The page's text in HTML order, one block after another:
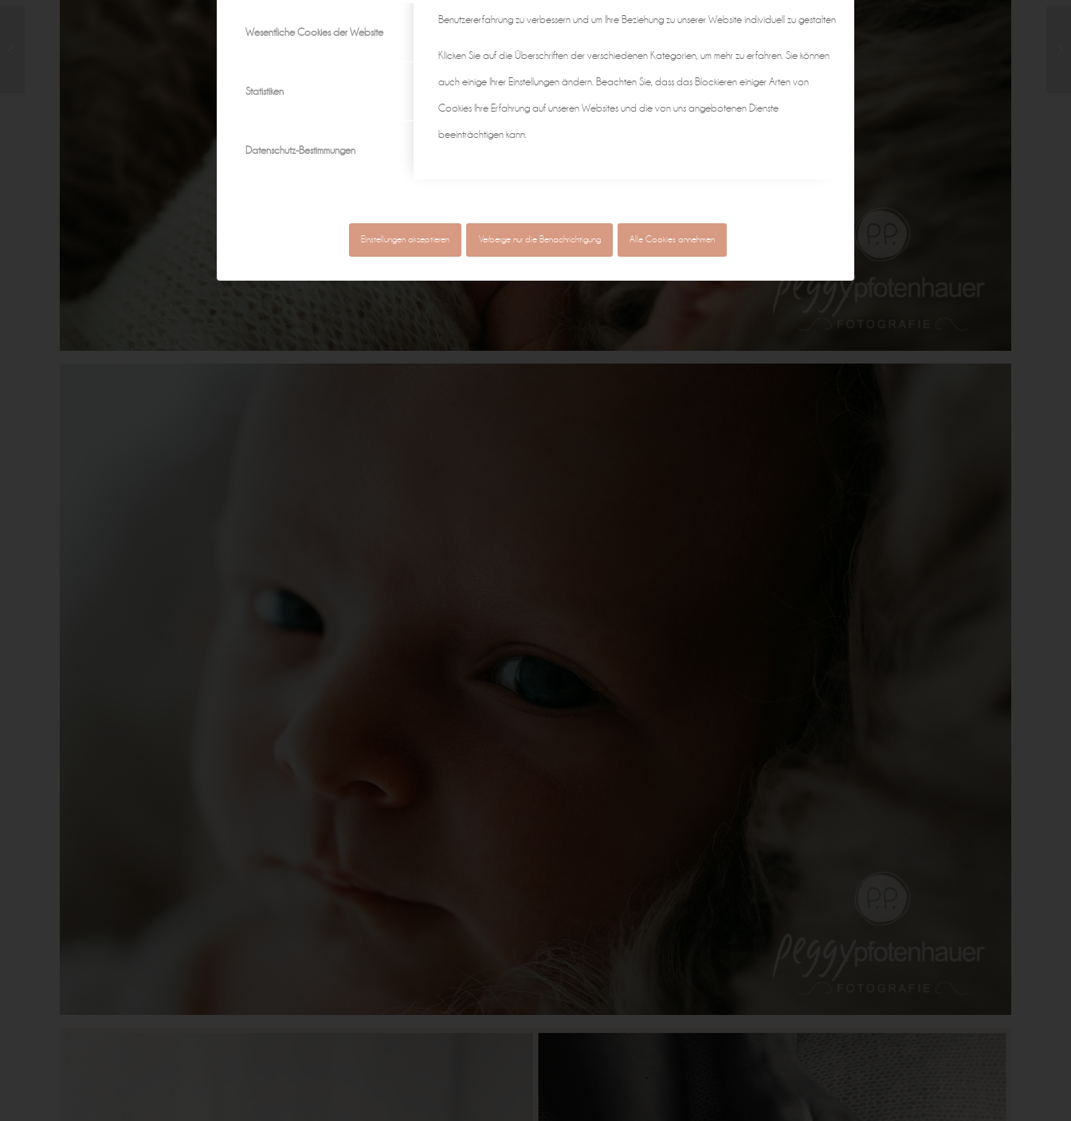
Wesentliche Cookies der Website
Statistiken
Datenschutz-Bestimmungen
Benutzererfahrung zu verbessern und um Ihre Beziehung zu unserer Website individuell zu gestalten
Klicken Sie auf die Überschriften der verschiedenen Kategorien, um mehr zu erfahren. Sie können
auch einige Ihrer Einstellungen ändern. Beachten Sie, dass das Blockieren einiger Arten von
Cookies Ihre Erfahrung auf unseren Websites und die von uns angebotenen Dienste
beeinträchtigen kann.
Einstellungen akzeptieren Verberge nur die Benachrichtigung Alle Cookies annehmen